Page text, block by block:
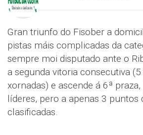
Gran triunfo do Fisober a
pistas máis complicadas da
sempre moi disputado ante o
a segunda vitoria consecutiva
xornadas) e ascende á 6ª
líderes, pero a apenas 3 puntos
clasificadas.